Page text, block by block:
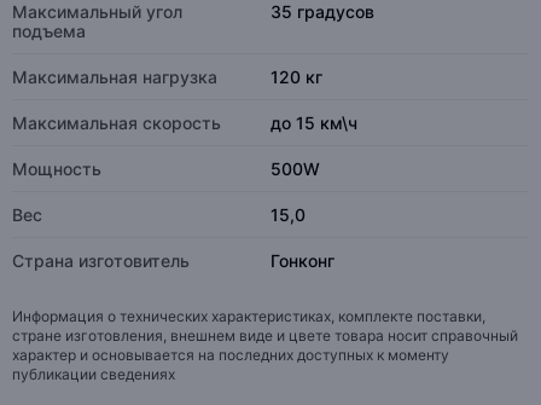
Максимальный угол
подъема
35 градусов
Максимальная нагрузка 120 кг
Максимальная скорость до 15 км\ч
Мощность 500W
Вес 15,0
Страна изготовитель Гонконг
Информация о технических характеристиках, комплекте поставки,
стране изготовления, внешнем виде и цвете товара носит справочный
характер и основывается на последних доступных к моменту
публикации сведениях